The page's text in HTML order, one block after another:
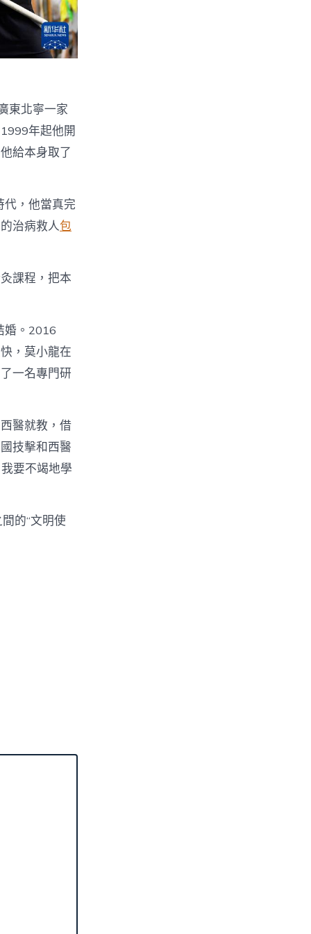
東北寧一家
年起他開
給本身取了
代，他當真完
治病救人包
課程，把本
婚。2016
，莫小龍在
一名專門研
醫就教，借
技擊和西醫
要不竭地學
的“文明使